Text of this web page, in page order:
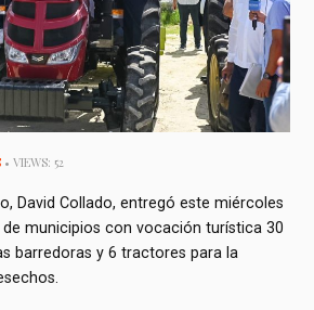
• VIEWS: 52
David Collado, entregó este miércoles
municipios con vocación turística 30
barredoras y 6 tractores para la